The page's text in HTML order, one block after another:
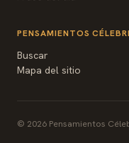
PENSAMIENTOS
Buscar
Mapa del sitio
© 2026 Pensamientos